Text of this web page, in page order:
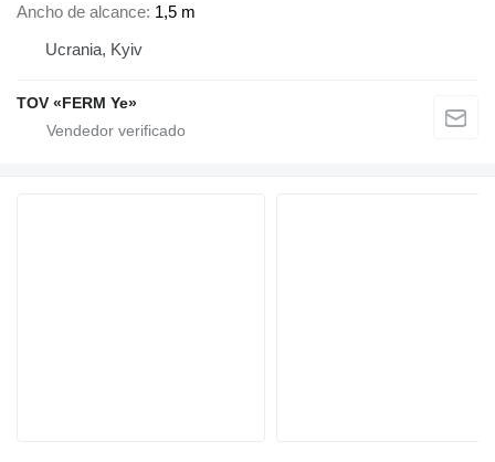
Ancho de alcance 1,5 m
Ucrania, Kyiv
TOV «FERM Ye»